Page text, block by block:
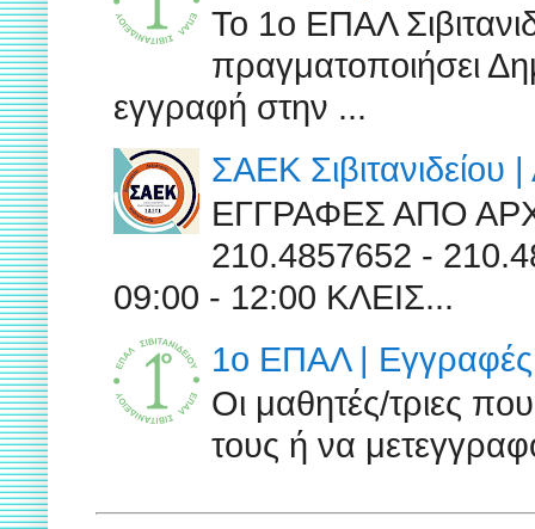
Το 1ο ΕΠΑΛ
πραγματοποιήσει
εγγραφή στην ...
ΣΑΕΚ Σιβιτανιδείου
ΕΓΓΡΑΦΕΣ ΑΠΟ
210.4857652 -
09:00 - 12:00 ΚΛΕΙΣ...
1ο ΕΠΑΛ | Εγγραφές
Οι μαθητές/τριες
τους ή να